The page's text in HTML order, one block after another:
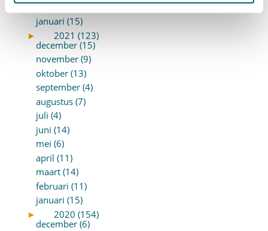
februari (19)
januari (15)
►
2021 (123)
december (15)
november (9)
oktober (13)
september (4)
augustus (7)
juli (4)
juni (14)
mei (6)
april (11)
maart (14)
februari (11)
januari (15)
►
2020 (154)
december (6)